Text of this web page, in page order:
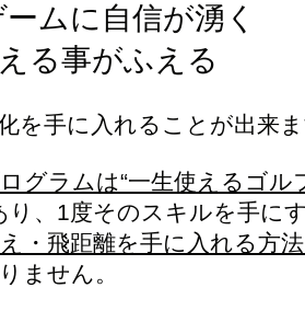
ムに自信が湧く
る事がふえる
手に入れることが出来ま
グラムは“一生使えるゴル
り、1度そのスキルを手に
・飛距離を手に入れる方
ません。